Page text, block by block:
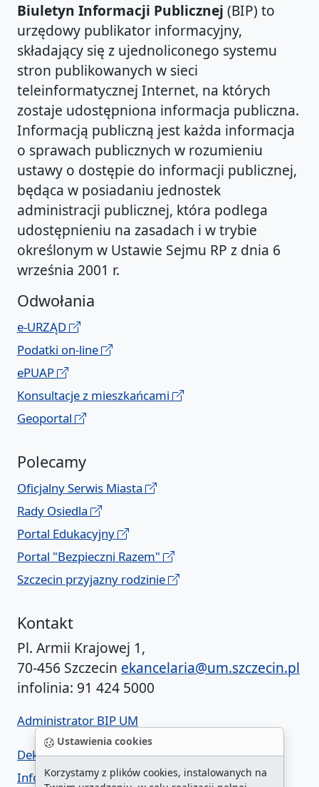
Ustawienia cookies
Korzystamy z plików cookies, instalowanych na
Biuletyn Informacji Publicznej (BIP) to
urzędowy publikator informacyjny,
składający się z ujednoliconego systemu
stron publikowanych w sieci
teleinformatycznej Internet, na których
zostaje udostępniona informacja publiczna.
Informacją publiczną jest każda informacja
o sprawach publicznych w rozumieniu
ustawy o dostępie do informacji publicznej,
będąca w posiadaniu jednostek
administracji publicznej, która podlega
udostępnieniu na zasadach i w trybie
określonym w Ustawie Sejmu RP z dnia 6
września 2001 r.
Odwołania
e-URZĄD
Podatki on-line
ePUAP
Konsultacje z mieszkańcami
Geoportal
Polecamy
Oficjalny Serwis Miasta
Rady Osiedla
Portal Edukacyjny
Portal "Bezpieczni Razem"
Szczecin przyjazny rodzinie
Kontakt
Pl. Armii Krajowej 1,
70-456 Szczecin ekancelaria@um.szczecin.pl
infolinia: 91 424 5000
Administrator BIP UM
Deklaracja dostępności
Informacja o urzędzie w ETR